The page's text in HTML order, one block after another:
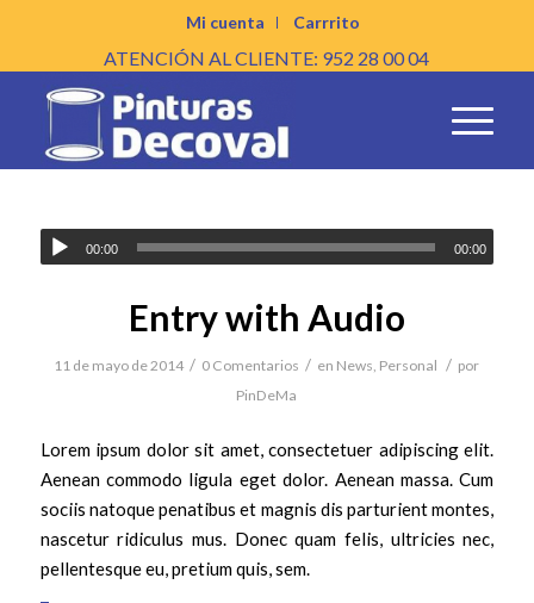
Mi cuenta Carrrito
ATENCIÓN AL CLIENTE: 952 28 00 04
00:00 00:00
Entry with Audio
11 de mayo de 2014 / 0 Comentarios / en News, Personal / por
PinDeMa
Lorem ipsum dolor sit amet, consectetuer adipiscing elit.
Aenean commodo ligula eget dolor. Aenean massa. Cum
sociis natoque penatibus et magnis dis parturient montes,
nascetur ridiculus mus. Donec quam felis, ultricies nec,
pellentesque eu, pretium quis, sem.